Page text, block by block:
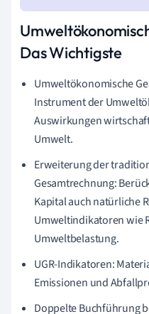
Das Wichtigste
Umweltökonomische
Instrument der
Auswirkungen
Umwelt.
Erweiterung der
Gesamtrechnung:
Kapital auch natürliche
Umweltindikatoren wie
Umweltbelastung.
UGR-Indikatoren:
Emissionen und
Doppelte Buchführung